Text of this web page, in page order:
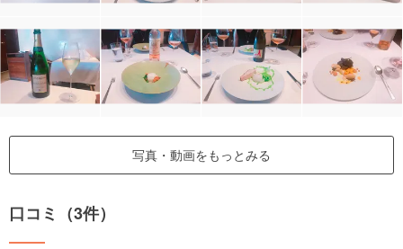
写真・動画をもっとみる
口コミ（3件）